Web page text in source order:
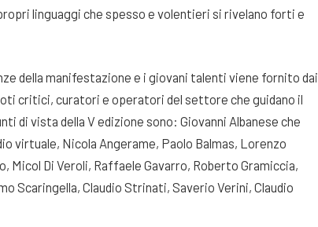
linguaggi che spesso e volentieri si rivelano forti e
della manifestazione e i giovani talenti viene fornito dai
critici, curatori e operatori del settore che guidano il
di vista della V edizione sono: Giovanni Albanese che
virtuale, Nicola Angerame, Paolo Balmas, Lorenzo
Micol Di Veroli, Raffaele Gavarro, Roberto Gramiccia,
Scaringella, Claudio Strinati, Saverio Verini, Claudio